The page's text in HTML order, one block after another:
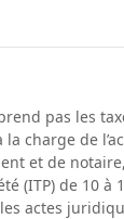
pas les
charge de
et de
(ITP) de 10 à
actes